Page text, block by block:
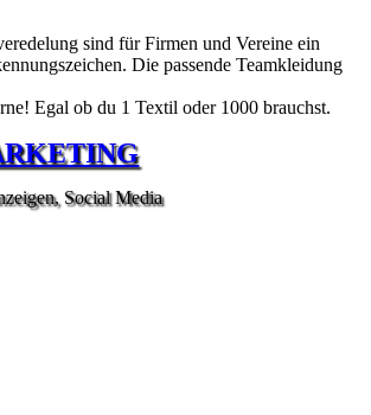
sind für Firmen und Vereine ein
Die passende Teamkleidung
Egal ob du 1 Textil oder 1000 brauchst.
Social Media